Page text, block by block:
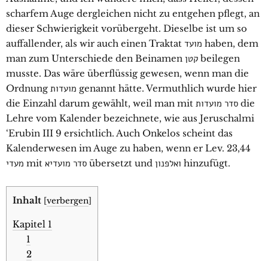
scharfem Auge dergleichen nicht zu entgehen pflegt, an
dieser Schwierigkeit vorübergeht. Dieselbe ist um so
auffallender, als wir auch einen Traktat מועד haben, dem
man zum Unterschiede den Beinamen קטן beilegen
musste. Das wäre überflüssig gewesen, wenn man die
Ordnung מועדות genannt hätte. Vermuthlich wurde hier
die Einzahl darum gewählt, weil man mit סדר מועדות die
Lehre vom Kalender bezeichnete, wie aus Jeruschalmi
‘Erubin III 9 ersichtlich. Auch Onkelos scheint das
Kalenderwesen im Auge zu haben, wenn er Lev. 23,44
מעדי mit סדר מועדיא übersetzt und ואלפנון hinzufügt.
Inhalt [verbergen]
Kapitel 1
1
2